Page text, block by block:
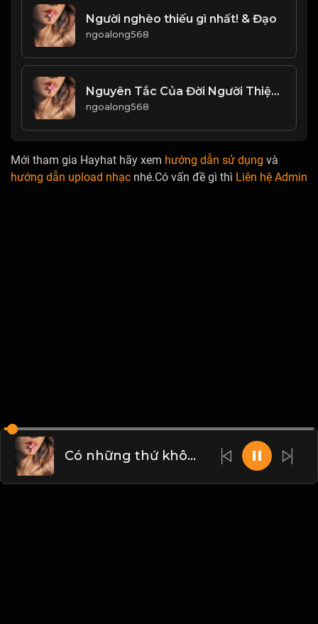
Người nghèo thiếu gì nhất! & Đạo
ngoalong568
Nguyên Tắc Của Đời Người Thiện Lương! Đạo
ngoalong568
Mới tham gia Hayhat hãy xem hướng dẫn sử dụng và
hướng dẫn upload nhạc nhé.Có vấn đề gì thì Liên hệ Admin
Có những thứ không thể với tới, vậy thì nhìn từ xa cũng được. Chấp nhận sự bình thường của bản thân, bởi hạnh phúc không phải là đích đến, mà chính là